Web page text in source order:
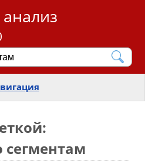
сегментам